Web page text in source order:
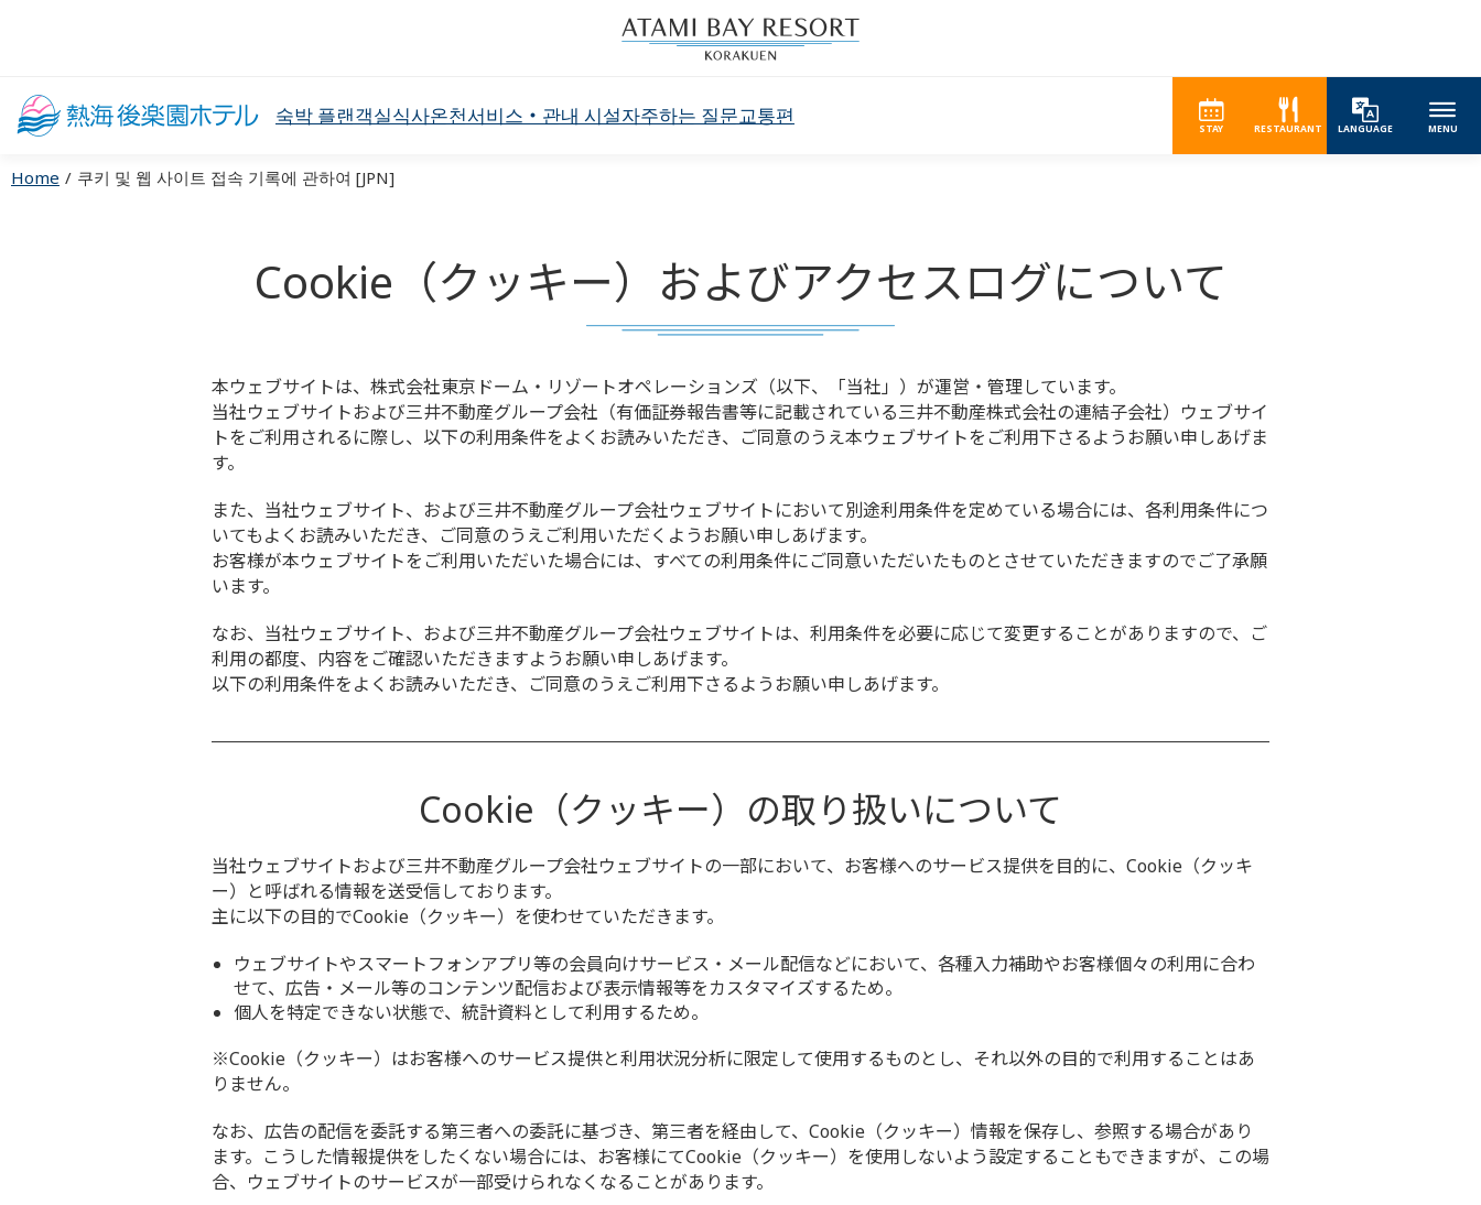
숙박 플랜객실식사온천서비스・관내 시설자주하는 질문교통편
STAY RESTAURANT LANGUAGE MENU
Home 쿠키 및 웹 사이트 접속 기록에 관하여 [JPN]
Cookie（クッキー）およびアクセスログについて
本ウェブサイトは、株式会社東京ドーム・リゾートオペレーションズ（以下、「当社」）が運営・管理しています。
当社ウェブサイトおよび三井不動産グループ会社（有価証券報告書等に記載されている三井不動産株式会社の連結子会社）ウェブサイ
トをご利用されるに際し、以下の利用条件をよくお読みいただき、ご同意のうえ本ウェブサイトをご利用下さるようお願い申しあげま
す。
また、当社ウェブサイト、および三井不動産グループ会社ウェブサイトにおいて別途利用条件を定めている場合には、各利用条件につ
いてもよくお読みいただき、ご同意のうえご利用いただくようお願い申しあげます。
お客様が本ウェブサイトをご利用いただいた場合には、すべての利用条件にご同意いただいたものとさせていただきますのでご了承願
います。
なお、当社ウェブサイト、および三井不動産グループ会社ウェブサイトは、利用条件を必要に応じて変更することがありますので、ご
利用の都度、内容をご確認いただきますようお願い申しあげます。
以下の利用条件をよくお読みいただき、ご同意のうえご利用下さるようお願い申しあげます。
Cookie（クッキー）の取り扱いについて
当社ウェブサイトおよび三井不動産グループ会社ウェブサイトの一部において、お客様へのサービス提供を目的に、Cookie（クッキ
ー）と呼ばれる情報を送受信しております。
主に以下の目的でCookie（クッキー）を使わせていただきます。
ウェブサイトやスマートフォンアプリ等の会員向けサービス・メール配信などにおいて、各種入力補助やお客様個々の利用に合わ
せて、広告・メール等のコンテンツ配信および表示情報等をカスタマイズするため。
個人を特定できない状態で、統計資料として利用するため。
※Cookie（クッキー）はお客様へのサービス提供と利用状況分析に限定して使用するものとし、それ以外の目的で利用することはあ
りません。
なお、広告の配信を委託する第三者への委託に基づき、第三者を経由して、Cookie（クッキー）情報を保存し、参照する場合があり
ます。こうした情報提供をしたくない場合には、お客様にてCookie（クッキー）を使用しないよう設定することもできますが、この場
合、ウェブサイトのサービスが一部受けられなくなることがあります。